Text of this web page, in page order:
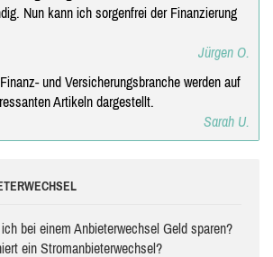
Nun kann ich sorgenfrei der Finanzierung
Jürgen O.
und Versicherungsbranche werden auf
Artikeln dargestellt.
Sarah U.
bei einem Anbieterwechsel Geld sparen?
ein Stromanbieterwechsel?